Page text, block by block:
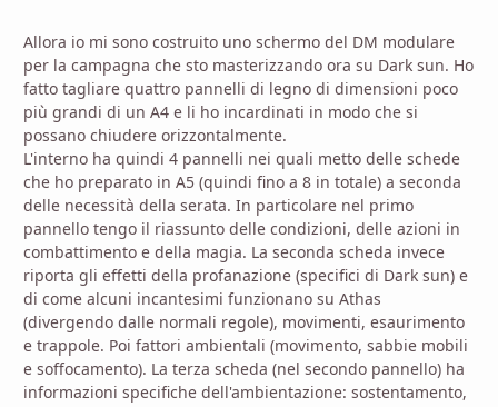
Allora io mi sono costruito uno schermo del DM modulare
per la campagna che sto masterizzando ora su Dark sun. Ho
fatto tagliare quattro pannelli di legno di dimensioni poco
più grandi di un A4 e li ho incardinati in modo che si
possano chiudere orizzontalmente.
L'interno ha quindi 4 pannelli nei quali metto delle schede
che ho preparato in A5 (quindi fino a 8 in totale) a seconda
delle necessità della serata. In particolare nel primo
pannello tengo il riassunto delle condizioni, delle azioni in
combattimento e della magia. La seconda scheda invece
riporta gli effetti della profanazione (specifici di Dark sun) e
di come alcuni incantesimi funzionano su Athas
(divergendo dalle normali regole), movimenti, esaurimento
e trappole. Poi fattori ambientali (movimento, sabbie mobili
e soffocamento). La terza scheda (nel secondo pannello) ha
informazioni specifiche dell'ambientazione: sostentamento,